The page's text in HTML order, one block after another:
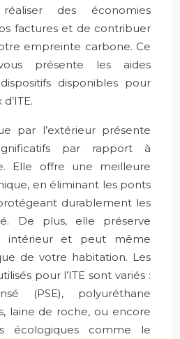
des économies
factures et de contribuer
empreinte carbone. Ce
présente les aides
disponibles pour
par l’extérieur présente
par rapport à
Elle offre une meilleure
en éliminant les ponts
durablement les
De plus, elle préserve
intérieur et peut même
de votre habitation. Les
pour l’ITE sont variés :
(PSE), polyuréthane
laine de roche, ou encore
écologiques comme le